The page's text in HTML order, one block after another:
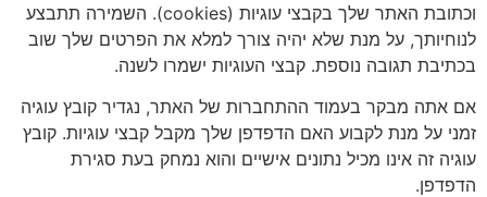
וכתובת האתר שלך בקבצי עוגיות (cookies). השמירה תתבצע
לנוחיותך, על מנת שלא יהיה צורך למלא את הפרטים שלך שוב
בכתיבת תגובה נוספת. קבצי העוגיות ישמרו לשנה.
אם אתה מבקר בעמוד ההתחברות של האתר, נגדיר קובץ עוגיה
זמני על מנת לקבוע האם הדפדפן שלך מקבל קבצי עוגיות. קובץ
עוגיה זה אינו מכיל נתונים אישיים והוא נמחק בעת סגירת
הדפדפן.